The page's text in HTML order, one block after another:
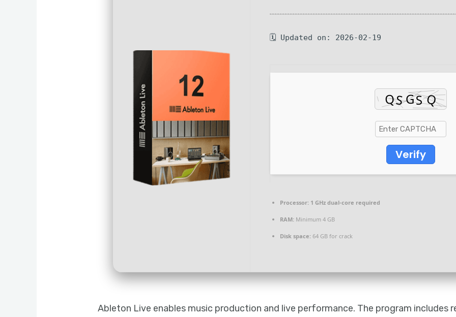
🗓 Updated on: 2026-02-19
Verify
Processor: 1 GHz dual-core required
RAM: Minimum 4 GB
Disk space: 64 GB for crack
Ableton Live enables music production and live performance. The program includes